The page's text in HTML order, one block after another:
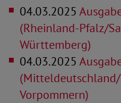
04.03.2025
(Rheinland-Pfalz/
Württemberg)
04.03.2025
Vorpommern)